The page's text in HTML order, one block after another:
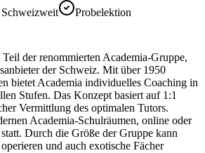
Schweizweit
Probelektion
der renommierten Academia-Gruppe,
der Schweiz. Mit über 1950
bietet Academia individuelles Coaching in
Stufen. Das Konzept basiert auf 1:1
Vermittlung des optimalen Tutors.
Academia-Schulräumen, online oder
Durch die Größe der Gruppe kann
und auch exotische Fächer